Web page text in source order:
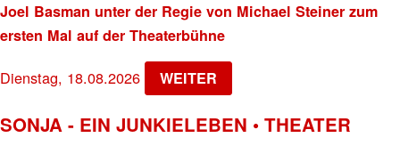
Joel Basman unter der Regie von Michael Steiner zum
ersten Mal auf der Theaterbühne
Dienstag, 18.08.2026 WEITER
SONJA - EIN JUNKIELEBEN • THEATER